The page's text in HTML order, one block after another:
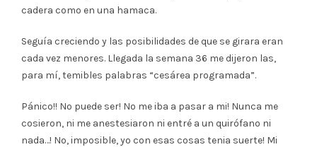
cadera como en una hamaca.
Seguía creciendo y las posibilidades de que se girara eran
cada vez menores. Llegada la semana 36 me dijeron las,
para mí, temibles palabras “cesárea programada”.
Pánico!! No puede ser! No me iba a pasar a mi! Nunca me
cosieron, ni me anestesiaron ni entré a un quirófano ni
nada…! No, imposible, yo con esas cosas tenia suerte! Mi